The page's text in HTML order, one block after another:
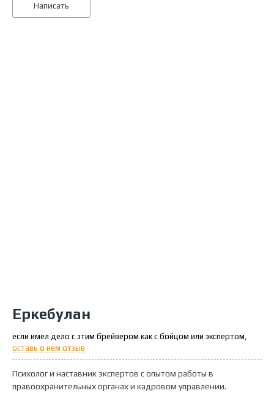
Написать
Еркебулан
если имел дело с этим брейвером как с бойцом или экспертом,
оставь о нем отзыв
Психолог и наставник экспертов с опытом работы в
правоохранительных органах и кадровом управлении.